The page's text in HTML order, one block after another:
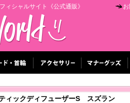
ィシャルサイト《公式通販》
ィックディフューザーS スズラン